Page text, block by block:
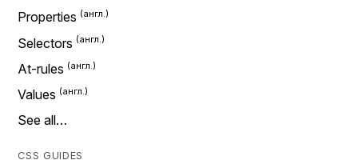
Properties
Selectors
At-rules
Values
See all…
CSS GUIDES